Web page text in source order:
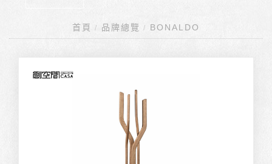
首頁 品牌總覽 BONALDO